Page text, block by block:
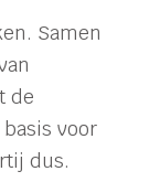
Samen
de
voor
dus.